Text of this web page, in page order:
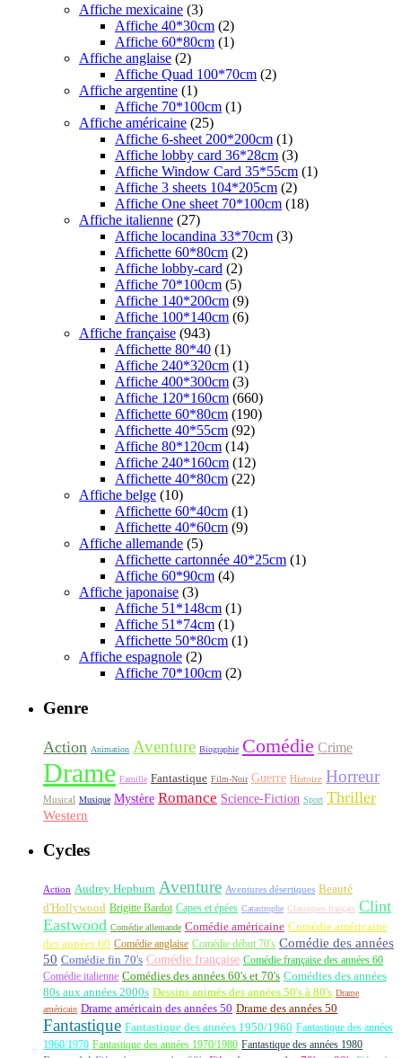
Affiche mexicaine (3)
Affiche 40*30cm (2)
Affiche 60*80cm (1)
Affiche anglaise (2)
Affiche Quad 100*70cm (2)
Affiche argentine (1)
Affiche 70*100cm (1)
Affiche américaine (25)
Affiche 6-sheet 200*200cm (1)
Affiche lobby card 36*28cm (3)
Affiche Window Card 35*55cm (1)
Affiche 3 sheets 104*205cm (2)
Affiche One sheet 70*100cm (18)
Affiche italienne (27)
Affiche locandina 33*70cm (3)
Affichette 60*80cm (2)
Affiche lobby-card (2)
Affiche 70*100cm (5)
Affiche 140*200cm (9)
Affiche 100*140cm (6)
Affiche française (943)
Affichette 80*40 (1)
Affiche 240*320cm (1)
Affiche 400*300cm (3)
Affiche 120*160cm (660)
Affichette 60*80cm (190)
Affichette 40*55cm (92)
Affiche 80*120cm (14)
Affiche 240*160cm (12)
Affichette 40*80cm (22)
Affiche belge (10)
Affichette 60*40cm (1)
Affichette 40*60cm (9)
Affiche allemande (5)
Affichette cartonnée 40*25cm (1)
Affiche 60*90cm (4)
Affiche japonaise (3)
Affiche 51*148cm (1)
Affiche 51*74cm (1)
Affichette 50*80cm (1)
Affiche espagnole (2)
Affiche 70*100cm (2)
Genre
Action Animation Aventure Biographie Comédie Crime
Drame Famille Fantastique Film-Noir Guerre Histoire Horreur
Musical Musique Mystère Romance Science-Fiction Sport Thriller
Western
Cycles
Action Audrey Hepburn Aventure Aventures désertiques Beauté
d'Hollywood Brigitte Bardot Capes et épées Catastrophe Classiques français Clint
Eastwood Comédie allemande Comédie américaine Comédie américaine
des années 60 Comédie anglaise Comédie début 70's Comédie des années
50 Comédie fin 70's Comédie française Comédie française des années 60
Comédie italienne Comédies des années 60's et 70's Comédies des années
80s aux années 2000s Dessins animés des années 50's à 80's Drame
américain Drame américain des années 50 Drame des années 50
Fantastique Fantastique des années 1950/1960 Fantastique des années
1960/1970 Fantastique des années 1970/1980 Fantastique des années 1980